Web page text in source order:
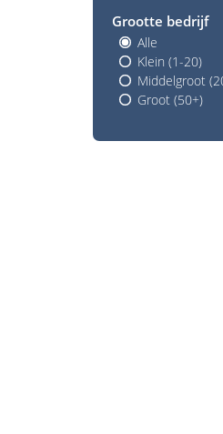
Grootte bedrijf
Alle
Klein (1-20)
Middelgroot
Groot (50+)